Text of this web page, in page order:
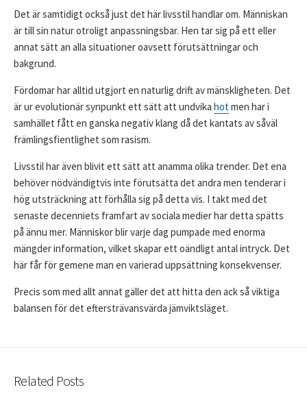
Det är samtidigt också just det här livsstil handlar om. Människan
är till sin natur otroligt anpassningsbar. Hen tar sig på ett eller
annat sätt an alla situationer oavsett förutsättningar och
bakgrund.
Fördomar har alltid utgjort en naturlig drift av mänskligheten. Det
är ur evolutionär synpunkt ett sätt att undvika hotmen har i
samhället fått en ganska negativ klang då det kantats av såväl
främlingsfientlighet som rasism.
Livsstil har även blivit ett sätt att anamma olika trender. Det ena
behöver nödvändigtvis inte förutsätta det andra men tenderar i
hög utsträckning att förhålla sig på detta vis. I takt med det
senaste decenniets framfart av sociala medier har detta spätts
på ännu mer. Människor blir varje dag pumpade med enorma
mängder information, vilket skapar ett oändligt antal intryck. Det
här får för gemene man en varierad uppsättning konsekvenser.
Precis som med allt annat gäller det att hitta den ack så viktiga
balansen för det eftersträvansvärda jämviktsläget.
Related Posts